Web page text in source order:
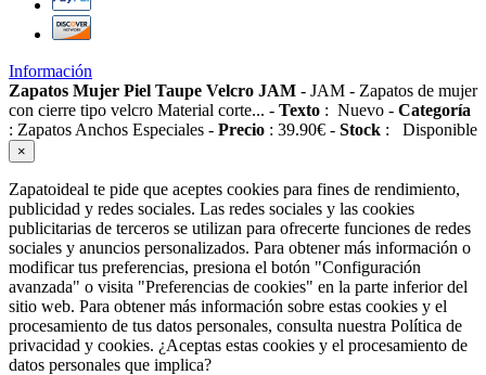
Información
Zapatos Mujer Piel Taupe Velcro JAM - JAM - Zapatos de mujer
con cierre tipo velcro Material corte... - Texto : Nuevo - Categoría
: Zapatos Anchos Especiales - Precio : 39.90€ - Stock : Disponible
×
Zapatoideal te pide que aceptes cookies para fines de rendimiento,
publicidad y redes sociales. Las redes sociales y las cookies
publicitarias de terceros se utilizan para ofrecerte funciones de redes
sociales y anuncios personalizados. Para obtener más información o
modificar tus preferencias, presiona el botón "Configuración
avanzada" o visita "Preferencias de cookies" en la parte inferior del
sitio web. Para obtener más información sobre estas cookies y el
procesamiento de tus datos personales, consulta nuestra Política de
privacidad y cookies. ¿Aceptas estas cookies y el procesamiento de
datos personales que implica?